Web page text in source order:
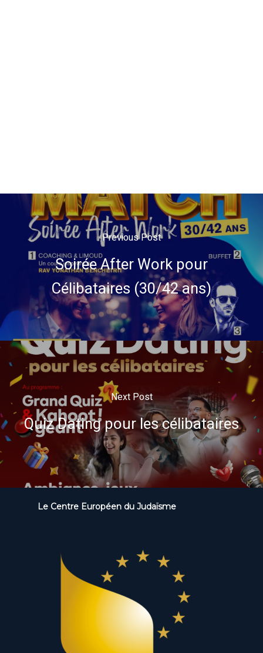
Previous Post
Soirée After Work pour
Célibataires (30/42 ans)
Next Post
Quiz Dating pour les célibataires
Le Centre Européen du Judaïsme